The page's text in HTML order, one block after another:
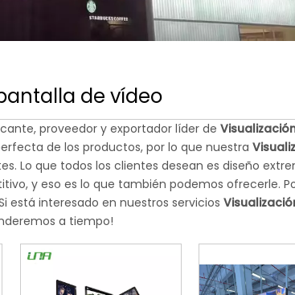
de vídeo
proveedor y exportador líder de
de los productos, por lo que nuestra
Lo que todos los clientes desean es diseño
y eso es lo que también podemos ofrecerle.
está interesado en nuestros servicios
a tiempo!